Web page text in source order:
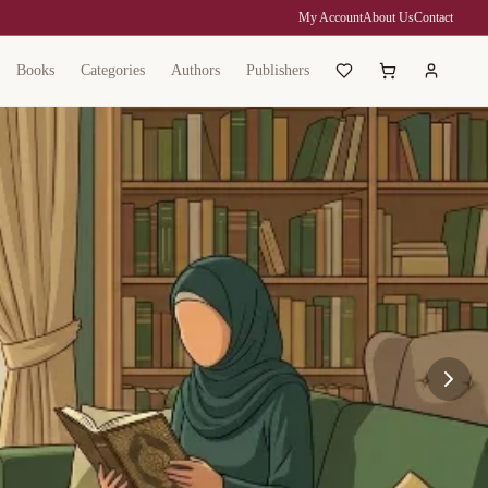
My AccountAbout UsContact
Books Categories Authors Publishers